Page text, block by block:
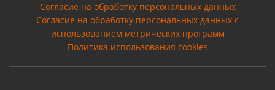
Согласие на обработку персональных данных
Cогласие на обработку персональных данных с
использованием метрических программ
Политика использования cookies